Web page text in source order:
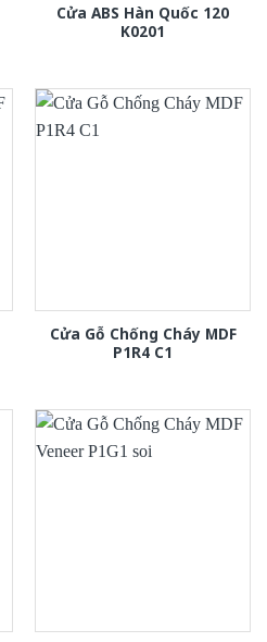
Cửa ABS Hàn Quốc 120
K0201
Cửa Gỗ Chống Cháy MDF
P1R4 C1